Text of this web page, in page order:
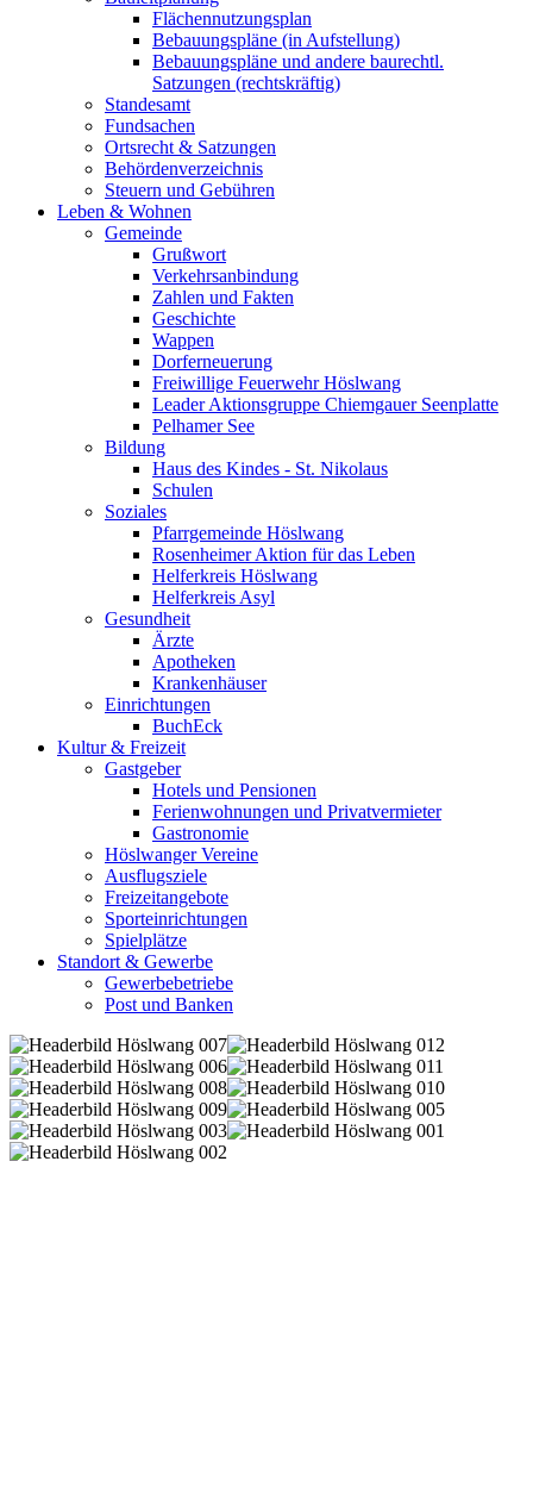
Flächennutzungsplan
Bebauungspläne (in Aufstellung)
Bebauungspläne und andere baurechtl.
Satzungen (rechtskräftig)
Standesamt
Fundsachen
Ortsrecht & Satzungen
Behördenverzeichnis
Steuern und Gebühren
Leben & Wohnen
Gemeinde
Grußwort
Verkehrsanbindung
Zahlen und Fakten
Geschichte
Wappen
Dorferneuerung
Freiwillige Feuerwehr Höslwang
Leader Aktionsgruppe Chiemgauer Seenplatte
Pelhamer See
Bildung
Haus des Kindes - St. Nikolaus
Schulen
Soziales
Pfarrgemeinde Höslwang
Rosenheimer Aktion für das Leben
Helferkreis Höslwang
Helferkreis Asyl
Gesundheit
Ärzte
Apotheken
Krankenhäuser
Einrichtungen
BuchEck
Kultur & Freizeit
Gastgeber
Hotels und Pensionen
Ferienwohnungen und Privatvermieter
Gastronomie
Höslwanger Vereine
Ausflugsziele
Freizeitangebote
Sporteinrichtungen
Spielplätze
Standort & Gewerbe
Gewerbebetriebe
Post und Banken